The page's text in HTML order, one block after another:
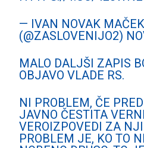
— IVAN NOVAK
(@ZASLOVENIJO2)
MALO DALJŠI ZAPIS
OBJAVO VLADE RS.
NI PROBLEM, ČE
JAVNO ČESTITA
VEROIZPOVEDI ZA
PROBLEM JE, KO TO